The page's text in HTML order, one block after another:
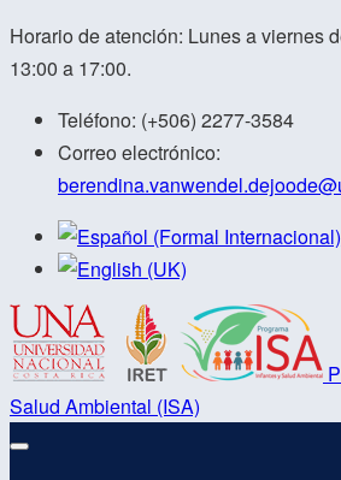
Horario de atención: Lunes a viernes
13:00 a 17:00.
Teléfono: (+506) 2277-3584
Correo electrónico:
berendina.vanwendel.dejoode@
Salud Ambiental (ISA)